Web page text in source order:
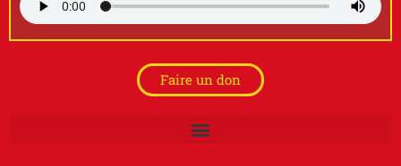
Faire un don